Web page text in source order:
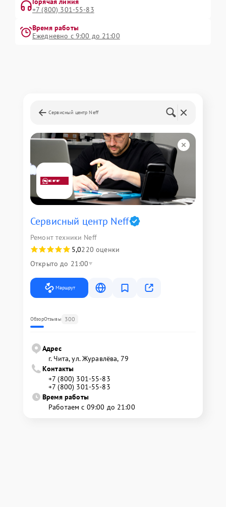
+7 (800) 301-55-83
Время работы
Ежедневно с 9:00 до 21:00
Сервисный центр Neff
Сервисный центр Neff
Ремонт техники Neff
5,0220 оценки
Открыто до 21:00
Маршрут
ОбзорОтзывы 300
Адрес
г. Чита, ул. Журавлёва, 79
Контакты
+7 (800) 301-55-83
+7 (800) 301-55-83
Время работы
Работаем с 09:00 до 21:00